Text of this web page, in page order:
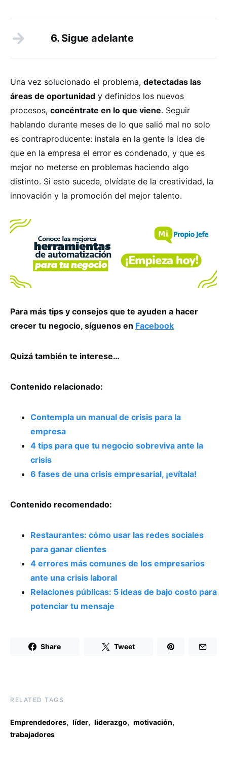
6. Sigue adelante
Una vez solucionado el problema, detectadas las
áreas de oportunidad y definidos los nuevos
procesos, concéntrate en lo que viene. Seguir
hablando durante meses de lo que salió mal no solo
es contraproducente: instala en la gente la idea de
que en la empresa el error es condenado, y que es
mejor no meterse en problemas haciendo algo
distinto. Si esto sucede, olvídate de la creatividad, la
innovación y la promoción del mejor talento.
Para más tips y consejos que te ayuden a hacer
crecer tu negocio, síguenos en Facebook
Quizá también te interese…
Contenido relacionado:
Contempla un manual de crisis para la
empresa
4 tips para que tu negocio sobreviva ante la
crisis
6 fases de una crisis empresarial, ¡evítala!
Contenido recomendado:
Restaurantes: cómo usar las redes sociales
para ganar clientes
4 errores más comunes de los empresarios
ante una crisis laboral
Relaciones públicas: 5 ideas de bajo costo para
potenciar tu mensaje
Share Tweet
RELATED TAGS
Emprendedores, líder, liderazgo, motivación,
trabajadores